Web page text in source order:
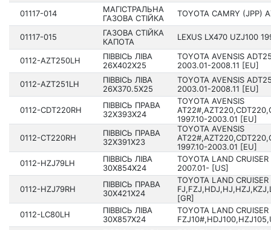
01117-014
МАГІСТРАЛЬНА
ГАЗОВА СТІЙКА
TOYOTA CAMRY (JPP)
01117-015
ГАЗОВА СТІЙКА
КАПОТА
LEXUS LX470 UZJ100
0112-AZT250LH
ПІВВІСЬ ЛІВА
26X402X25
TOYOTA AVENSIS
2003.01-2008.11 [EU]
0112-AZT251LH
ПІВВІСЬ ЛІВА
26X370.5X25
TOYOTA AVENSIS
2003.01-2008.11 [EU]
0112-CDT220RH
ПІВВІСЬ ПРАВА
32X393X24
TOYOTA AVENSIS
1997.10-2003.01 [EU]
0112-CT220RH
ПІВВІСЬ ПРАВА
32X391X23
TOYOTA AVENSIS
1997.10-2003.01 [EU]
0112-HZJ79LH
ПІВВІСЬ ЛІВА
30X854X24
TOYOTA LAND
2007.01- [US]
0112-HZJ79RH
ПІВВІСЬ ПРАВА
30X421X24
TOYOTA LAND CRUISER
[GR]
0112-LC80LH
ПІВВІСЬ ЛІВА
30X857X24
TOYOTA LAND CRUISER